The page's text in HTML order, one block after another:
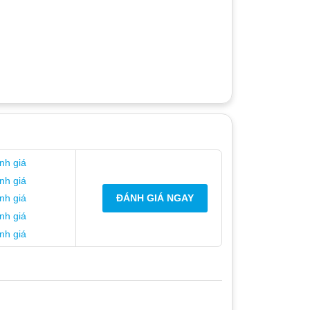
giá
giá
giá
giá
giá
ĐÁNH GIÁ NGAY